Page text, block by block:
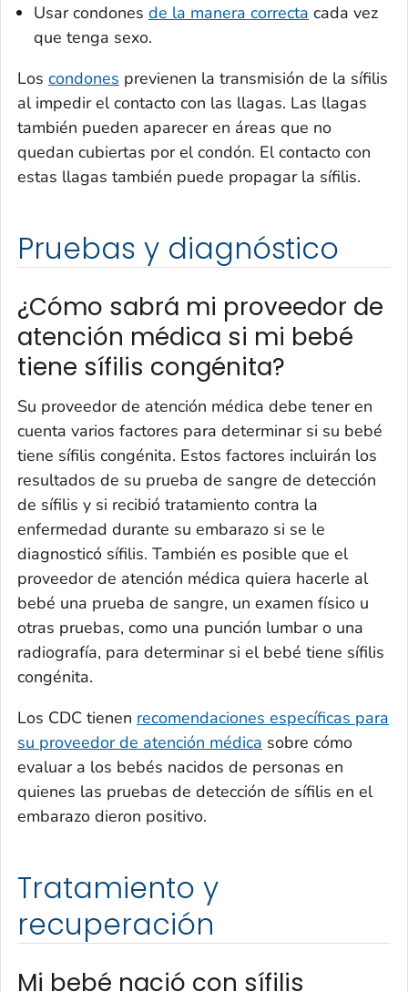
Usar condones de la manera correcta cada vez
que tenga sexo.
Los condones previenen la transmisión de la sífilis
al impedir el contacto con las llagas. Las llagas
también pueden aparecer en áreas que no
quedan cubiertas por el condón. El contacto con
estas llagas también puede propagar la sífilis.
Pruebas y diagnóstico
¿Cómo sabrá mi proveedor de
atención médica si mi bebé
tiene sífilis congénita?
Su proveedor de atención médica debe tener en
cuenta varios factores para determinar si su bebé
tiene sífilis congénita. Estos factores incluirán los
resultados de su prueba de sangre de detección
de sífilis y si recibió tratamiento contra la
enfermedad durante su embarazo si se le
diagnosticó sífilis. También es posible que el
proveedor de atención médica quiera hacerle al
bebé una prueba de sangre, un examen físico u
otras pruebas, como una punción lumbar o una
radiografía, para determinar si el bebé tiene sífilis
congénita.
Los CDC tienen recomendaciones específicas para
su proveedor de atención médica sobre cómo
evaluar a los bebés nacidos de personas en
quienes las pruebas de detección de sífilis en el
embarazo dieron positivo.
Tratamiento y
recuperación
Mi bebé nació con sífilis